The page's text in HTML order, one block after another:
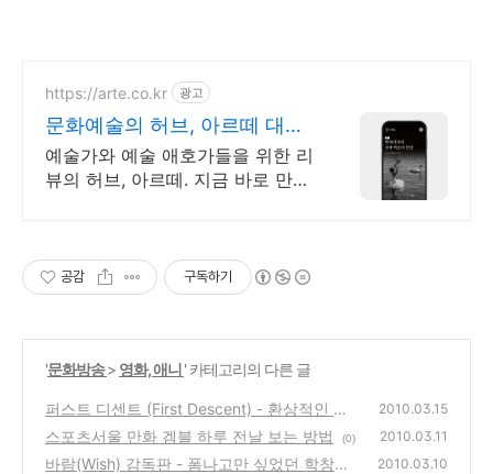
https://arte.co.kr 광고
문화예술의 허브, 아르떼 대한
민국 문화예술 플랫폼
예술가와 예술 애호가들을 위한 리
뷰의 허브, 아르떼. 지금 바로 만나
공감 구독하기
'문화방송> 영화, 애니' 카테고리의 다른 글
퍼스트 디센트 (First Descent) - 환상적인 스
노보더 다큐 영화
(0)
2010.03.15
스포츠서울 만화 겜블 하루 전날 보는 방법 (0) 2010.03.11
바람(Wish) 감독판 - 폼나고만 싶었던 학창시
2010.03.10